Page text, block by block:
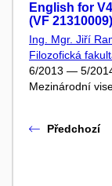
English for
(VF 21310009)
Ing. Mgr. Jiří
Filozofická
6/2013 — 5/
Mezinárodní
Předchozí